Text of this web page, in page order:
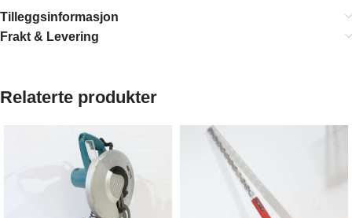
Tilleggsinformasjon
Frakt & Levering
Relaterte produkter